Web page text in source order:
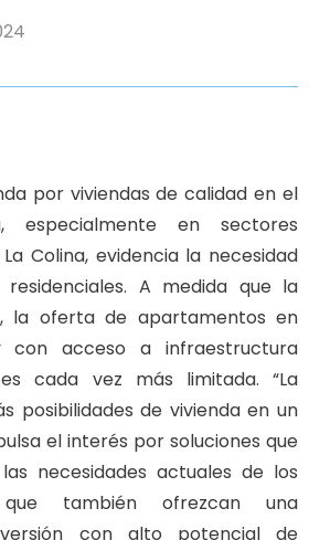
por viviendas de calidad en el
especialmente en sectores
Colina, evidencia la necesidad
A medida que la
la oferta de apartamentos en
con acceso a infraestructura
cada vez más limitada. “La
posibilidades de vivienda en un
el interés por soluciones que
necesidades actuales de los
que también ofrezcan una
con alto potencial de